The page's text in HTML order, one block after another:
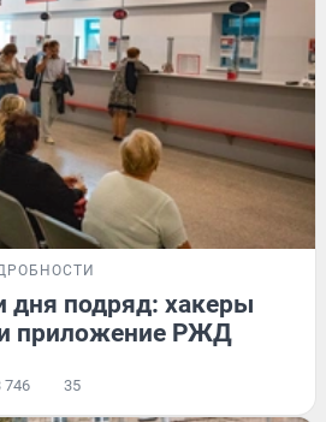
дня подряд: хакеры
приложение РЖД
746 35